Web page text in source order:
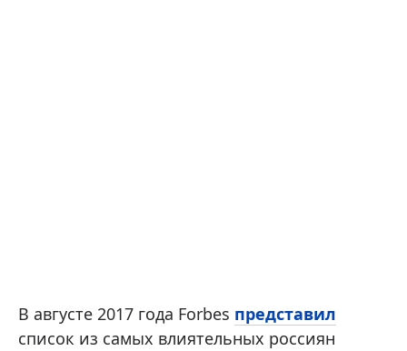
В августе 2017 года Forbes представил
список из самых влиятельных россиян